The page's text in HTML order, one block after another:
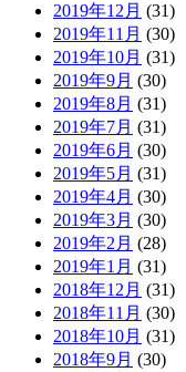
2019年12月 (31)
2019年11月 (30)
2019年10月 (31)
2019年9月 (30)
2019年8月 (31)
2019年7月 (31)
2019年6月 (30)
2019年5月 (31)
2019年4月 (30)
2019年3月 (30)
2019年2月 (28)
2019年1月 (31)
2018年12月 (31)
2018年11月 (30)
2018年10月 (31)
2018年9月 (30)